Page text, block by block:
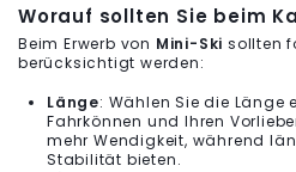
Worauf sollten Sie beim
Beim Erwerb von Mini-Ski sollten
berücksichtigt werden:
Länge: Wählen Sie die Länge
Fahrkönnen und Ihren
mehr Wendigkeit, während
Stabilität bieten.